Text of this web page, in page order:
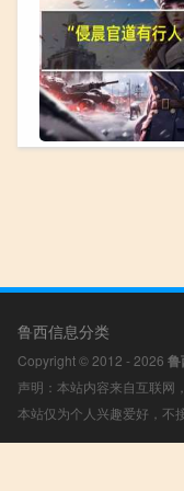
鲁西信息分类
Copyright © 2012 - 2026 鲁
声明：本站内容来自互联网
本站仅为个人兴趣爱好，不